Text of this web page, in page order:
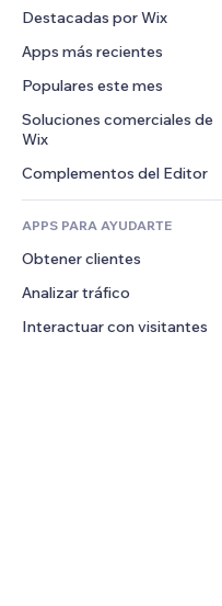
Email
Cupones y fidelización
Almacenamiento de mercancía
Crowdfunding
Alimentos y bebidas
Video
PDF
Compartir archivos
Noticias
Servicios de contenido
Efectos de texto
Plantillas para páginas
Efectos de imágenes
Botones y menús
Banners e insignias
Calculadoras
Buscar
Encuestas
Chat
Comentarios
Teléfono
Comunidad
Reseñas y testimonios
Destacadas por Wix
Apps más recientes
Populares este mes
Soluciones comerciales de
Wix
Complementos del Editor
APPS PARA AYUDARTE
Obtener clientes
Analizar tráfico
Interactuar con visitantes